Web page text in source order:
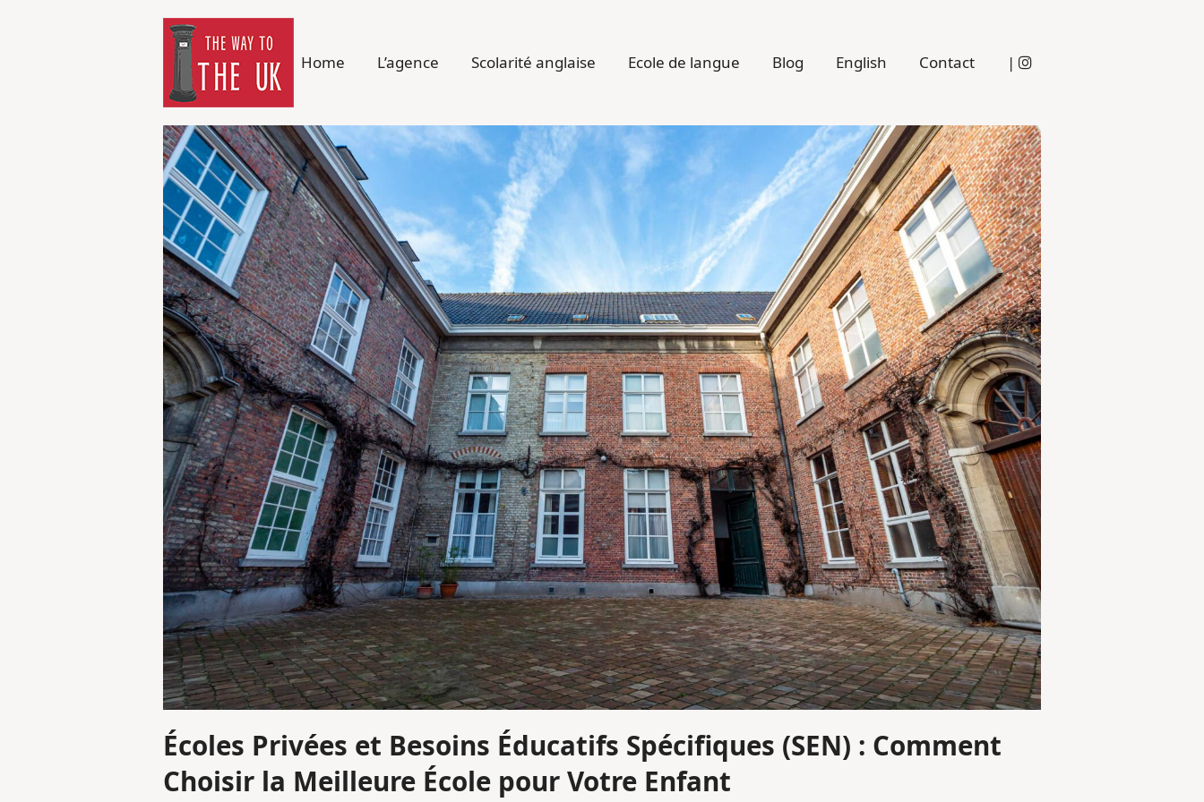
Home L’agence Scolarité anglaise Ecole de langue Blog English Contact |
Écoles Privées et Besoins Éducatifs Spécifiques (SEN) : Comment
Choisir la Meilleure École pour Votre Enfant